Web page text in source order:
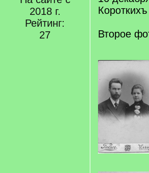
2018 г.
Рейтинг:
27
Второе